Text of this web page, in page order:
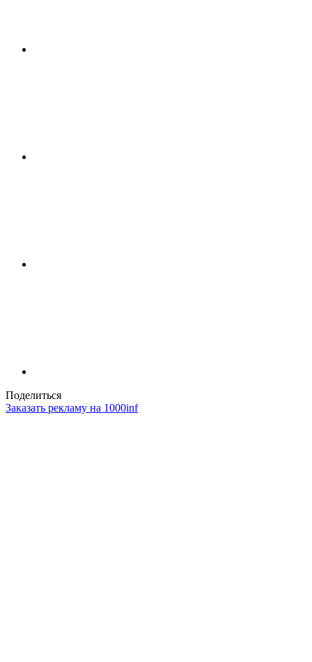
Поделиться
Заказать рекламу на 1000inf